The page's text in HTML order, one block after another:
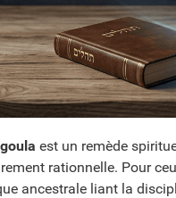
est un remède
rationnelle. Pour
ancestrale liant la